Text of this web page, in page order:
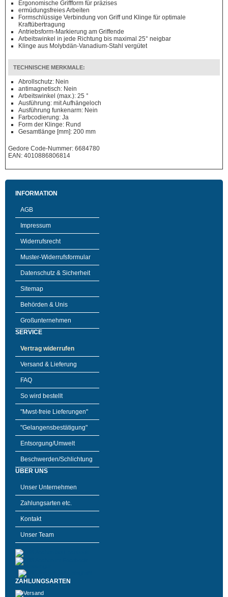
Ergonomische Griffform für präzises
ermüdungsfreies Arbeiten
Formschlüssige Verbindung von Griff und Klinge für optimale
Kraftübertragung
Antriebsform-Markierung am Griffende
Arbeitswinkel in jede Richtung bis maximal 25° neigbar
Klinge aus Molybdän-Vanadium-Stahl vergütet
TECHNISCHE MERKMALE:
Abrollschutz: Nein
antimagnetisch: Nein
Arbeitswinkel (max.): 25 °
Ausführung: mit Aufhängeloch
Ausführung funkenarm: Nein
Farbcodierung: Ja
Form der Klinge: Rund
Gesamtlänge [mm]: 200 mm
Gedore Code-Nummer: 6684780
EAN: 4010886806814
INFORMATION
AGB
Impressum
Widerrufsrecht
Muster-Widerrufsformular
Datenschutz & Sicherheit
Sitemap
Behörden & Unis
Großunternehmen
SERVICE
Vertrag widerrufen
Versand & Lieferung
FAQ
So wird bestellt
"Mwst-freie Lieferungen"
"Gelangensbestätigung"
Entsorgung/Umwelt
Beschwerden/Schlichtung
ÜBER UNS
Unser Unternehmen
Zahlungsarten etc.
Kontakt
Unser Team
ZAHLUNGSARTEN